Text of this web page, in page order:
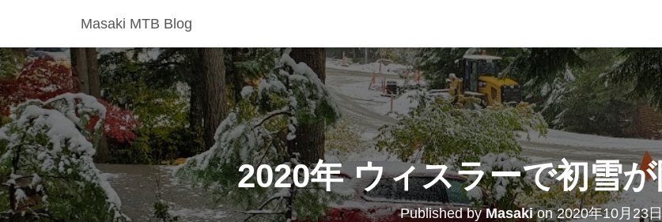
Masaki MTB Blog
2020年 ウィスラーで初雪
Published byMasakion2020年10月23日